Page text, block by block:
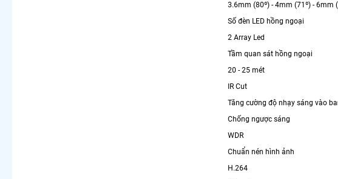
3.6mm (80º) - 4mm (71º) - 6mm
Số đèn LED hồng ngoại
2 Array Led
Tầm quan sát hồng ngoại
20 - 25 mét
IR Cut
Tăng cường độ nhạy sáng vào
Chống ngược sáng
WDR
Chuẩn nén hình ảnh
H.264